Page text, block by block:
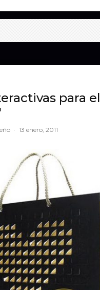
para el
· 13 enero, 2011